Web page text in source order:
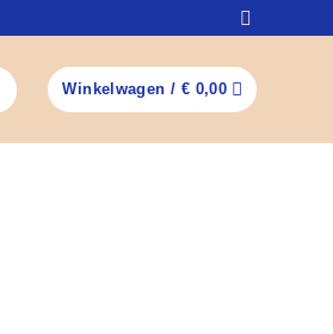
Winkelwagen / € 0,00